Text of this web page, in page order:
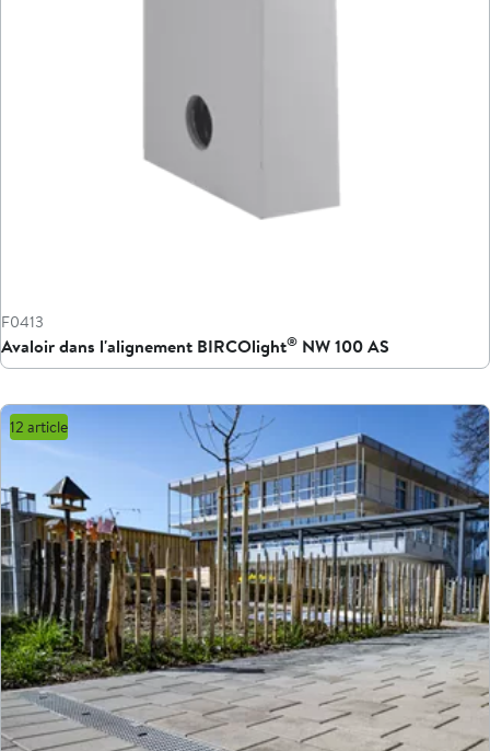
F0413
Avaloir dans l'alignement BIRCOlight® NW 100 AS
12 article